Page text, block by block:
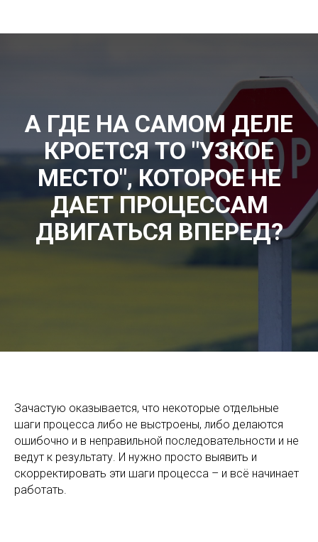
А ГДЕ НА САМОМ ДЕЛЕ
КРОЕТСЯ ТО "УЗКОЕ
МЕСТО", КОТОРОЕ НЕ
ДАЕТ ПРОЦЕССАМ
ДВИГАТЬСЯ ВПЕРЕД?
Зачастую оказывается, что некоторые отдельные
шаги процесса либо не выстроены, либо делаются
ошибочно и в неправильной последовательности и не
ведут к результату. И нужно просто выявить и
скорректировать эти шаги процесса – и всё начинает
работать.